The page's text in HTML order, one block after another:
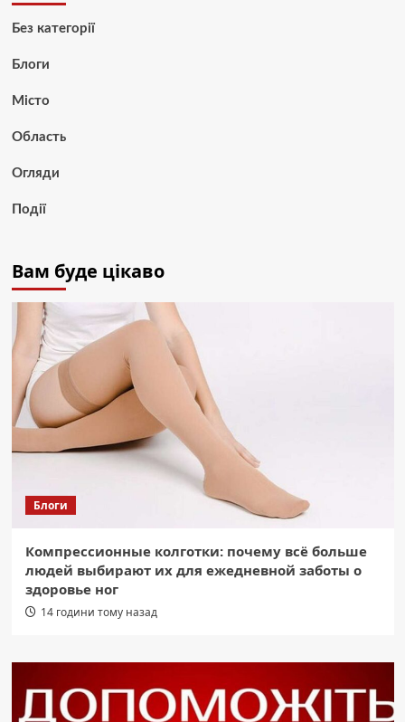
Без категорії
Блоги
Місто
Область
Огляди
Події
Вам буде цікаво
Блоги
Компрессионные колготки: почему всё больше
людей выбирают их для ежедневной заботы о
здоровье ног
14 години тому назад